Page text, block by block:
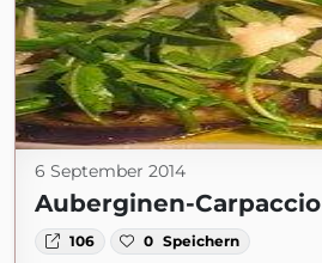
6 September 2014
Auberginen-Carpaccio
106 0 Speichern